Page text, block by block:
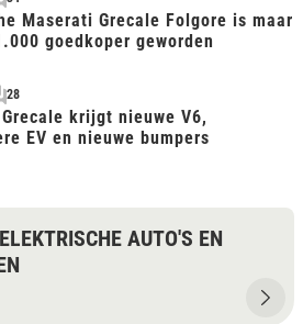
Maserati Grecale Folgore is maar
goedkoper geworden
28
krijgt nieuwe V6,
EV en nieuwe bumpers
AUTO'S EN